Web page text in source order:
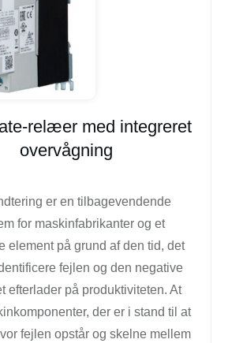
relæer med integreret
overvågning
er en tilbagevendende
for maskinfabrikanter og et
element på grund af den tid, det
fejlen og den negative
efterlader på produktiviteten. At
der er i stand til at
fejlen opstår og skelne mellem